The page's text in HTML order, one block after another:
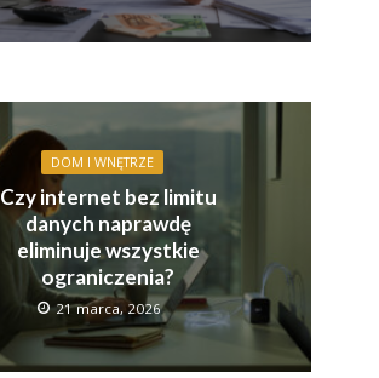
DOM I WNĘTRZE
Czy internet bez limitu
danych naprawdę
eliminuje wszystkie
ograniczenia?
21 marca, 2026